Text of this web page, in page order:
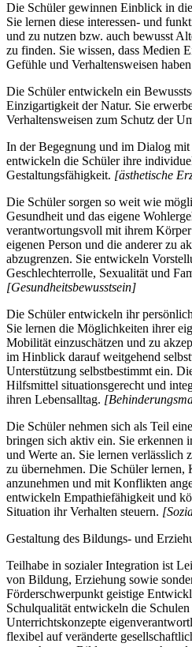
Die Schüler gewinnen Einblick in
Sie lernen diese interessen- und
und zu nutzen bzw. auch bewusst
zu finden. Sie wissen, dass Medien
Gefühle und Verhaltensweisen
Die Schüler entwickeln ein
Einzigartigkeit der Natur. Sie
Verhaltensweisen zum Schutz der
In der Begegnung und im Dialog
entwickeln die Schüler ihre
Gestaltungsfähigkeit. [ästhetische
Die Schüler sorgen so weit wie
Gesundheit und das eigene
verantwortungsvoll mit ihrem
eigenen Person und die anderer zu
abzugrenzen. Sie entwickeln
Geschlechterrolle, Sexualität und
[Gesundheitsbewusstsein]
Die Schüler entwickeln ihr
Sie lernen die Möglichkeiten ihrer
Mobilität einzuschätzen und zu
im Hinblick darauf weitgehend
Unterstützung selbstbestimmt ein.
Hilfsmittel situationsgerecht und
ihren Lebensalltag.
Die Schüler nehmen sich als Teil
bringen sich aktiv ein. Sie erkennen
und Werte an. Sie lernen verlässlich
zu übernehmen. Die Schüler
anzunehmen und mit Konflikten
entwickeln Empathiefähigkeit und
Situation ihr Verhalten steuern.
Gestaltung des Bildungs- und
Teilhabe in sozialer Integration ist
von Bildung, Erziehung sowie
Förderschwerpunkt geistige
Schulqualität entwickeln die
Unterrichtskonzepte
flexibel auf veränderte